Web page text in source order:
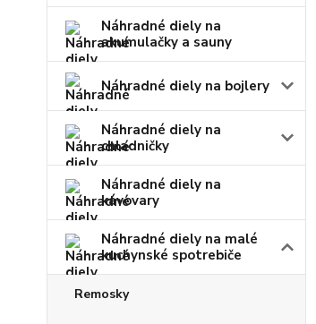
Náhradné diely na
akumulačky a sauny
Náhradné diely na bojlery
Náhradné diely na
chladničky
Náhradné diely na
kávovary
Náhradné diely na malé
kuchynské spotrebiče
Remosky